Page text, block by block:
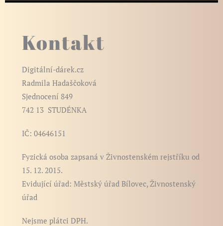
Kontakt
Digitální-dárek.cz
Radmila Hadaščoková
Sjednocení 849
742 13 STUDÉNKA
IČ: 04646151
Fyzická osoba zapsaná v Živnostenském rejstříku od
15. 12. 2015.
Evidující úřad: Městský úřad Bílovec, Živnostenský
úřad
Nejsme plátci DPH.